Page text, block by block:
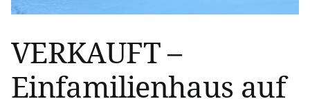
VERKAUFT –
Einfamilienhaus auf